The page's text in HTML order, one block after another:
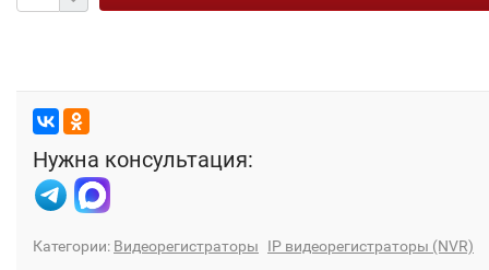
Нужна консультация:
Категории: Видеорегистраторы IP видеорегистраторы (NVR)